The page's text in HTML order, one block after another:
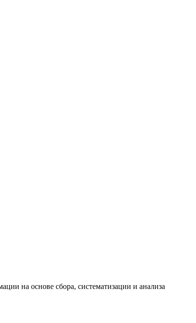
на основе сбора, систематизации и анализа